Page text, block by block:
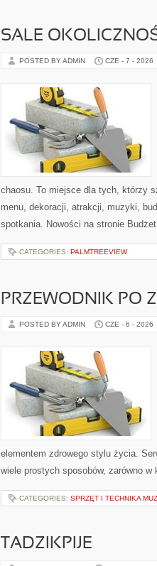
SALE
POSTED BY ADMIN CZE - 7 - 2026
chaosu. To miejsce dla tych, którzy
menu, dekoracji, atrakcji, muzyki,
spotkania. Nowości na stronie
CATEGORIES: PALMTREEVIEW
PRZEWODNIK PO
POSTED BY ADMIN CZE - 6 - 2026
elementem zdrowego stylu życia.
wiele prostych sposobów, zarówno
CATEGORIES: SPRZĘT I TECHNIKA
TADZIKPIJE